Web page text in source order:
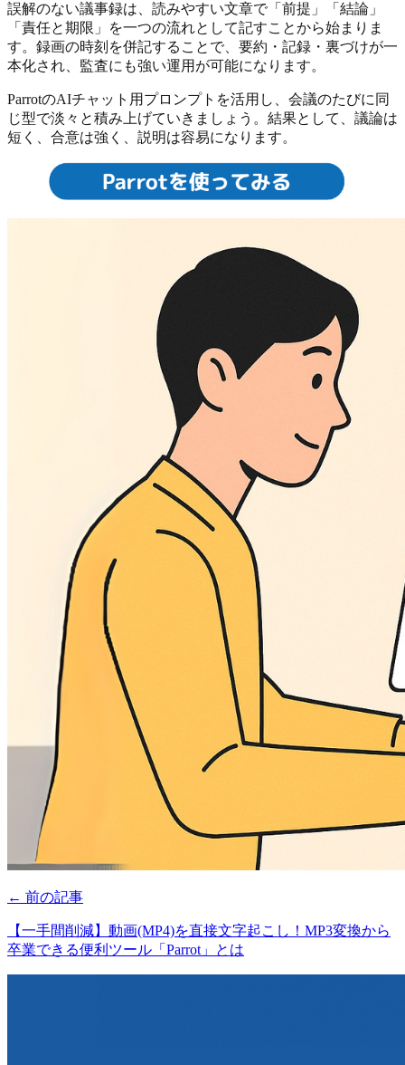
誤解のない議事録は、読みやすい文章で「前提」「結論」
「責任と期限」を一つの流れとして記すことから始まりま
す。録画の時刻を併記することで、要約・記録・裏づけが一
本化され、監査にも強い運用が可能になります。
ParrotのAIチャット用プロンプトを活用し、会議のたびに同
じ型で淡々と積み上げていきましょう。結果として、議論は
短く、合意は強く、説明は容易になります。
← 前の記事
【一手間削減】動画(MP4)を直接文字起こし！MP3変換から
卒業できる便利ツール「Parrot」とは